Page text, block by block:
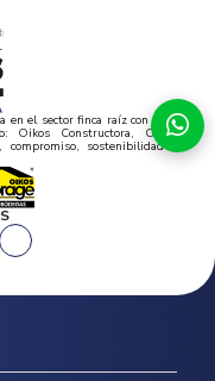
en el sector finca raíz con cada
Oikos Constructora, Oikos
sostenibilidad y